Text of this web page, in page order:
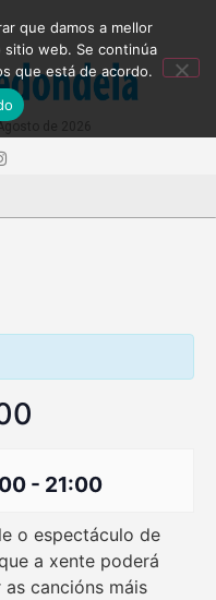
- 21:00
o espectáculo de
a xente poderá
cancións máis
que damos a mellor
sitio web. Se continúa
que está de acordo.